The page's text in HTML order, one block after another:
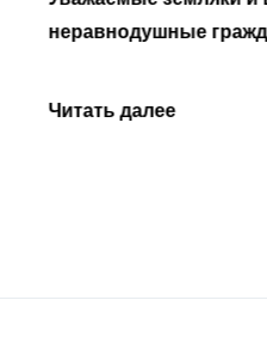
Читать далее